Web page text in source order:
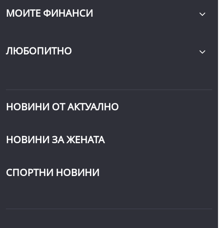
МОИТЕ ФИНАНСИ
ЛЮБОПИТНО
НОВИНИ ОТ АКТУАЛНО
НОВИНИ ЗА ЖЕНАТА
СПОРТНИ НОВИНИ